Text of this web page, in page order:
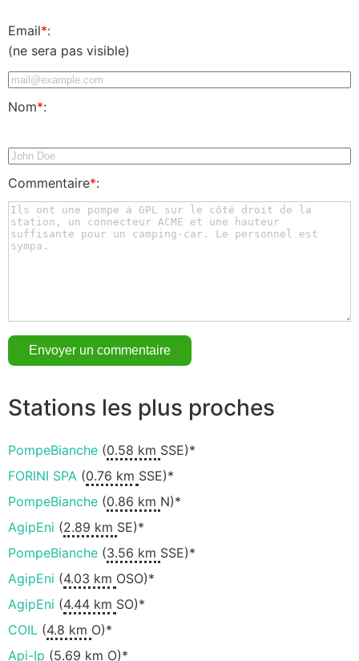
Email*:
(ne sera pas visible)
Nom*:
Commentaire*:
Stations les plus proches
PompeBianche (0.58 km SSE)*
FORINI SPA (0.76 km SSE)*
PompeBianche (0.86 km N)*
AgipEni (2.89 km SE)*
PompeBianche (3.56 km SSE)*
AgipEni (4.03 km OSO)*
AgipEni (4.44 km SO)*
COIL (4.8 km O)*
Api-Ip (5.69 km O)*